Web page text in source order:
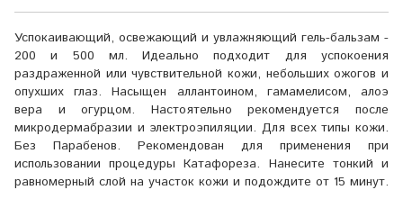
Успокаивающий, освежающий и увлажняющий гель-бальзам -
200 и 500 мл. Идеально подходит для успокоения
раздраженной или чувствительной кожи, небольших ожогов и
опухших глаз. Насыщен аллантоином, гамамелисом, алоэ
вера и огурцом. Настоятельно рекомендуется после
микродермабразии и электроэпиляции. Для всех типы кожи.
Без Парабенов. Рекомендован для применения при
использовании процедуры Катафореза. Нанесите тонкий и
равномерный слой на участок кожи и подождите от 15 минут.